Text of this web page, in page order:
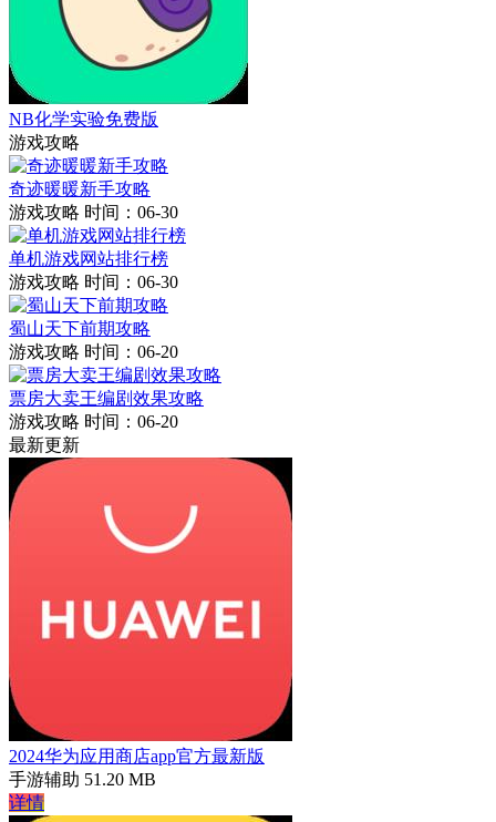
NB化学实验免费版
游戏攻略
奇迹暖暖新手攻略
游戏攻略 时间：06-30
单机游戏网站排行榜
游戏攻略 时间：06-30
蜀山天下前期攻略
游戏攻略 时间：06-20
票房大卖王编剧效果攻略
游戏攻略 时间：06-20
最新更新
2024华为应用商店app官方最新版
手游辅助 51.20 MB
详情